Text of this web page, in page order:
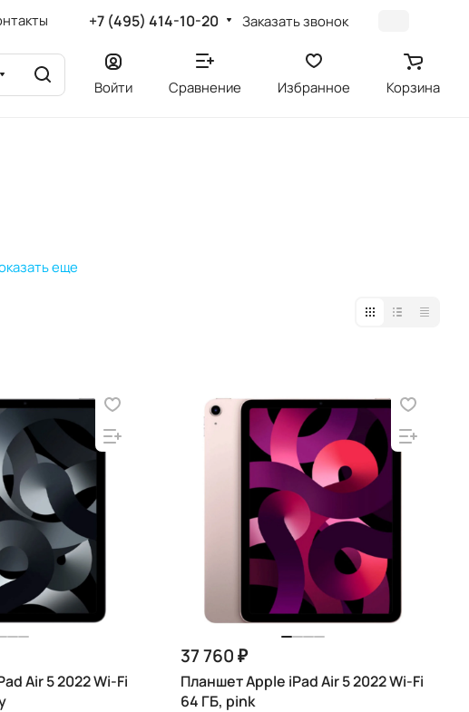
+7 (495) 414-10-20 Заказать звонок
Войти Сравнение Избранное Корзина
еще
Air 5 2022 Wi-Fi
37 760 ₽
Планшет Apple iPad Air 5 2022 Wi-Fi
64 ГБ, pink